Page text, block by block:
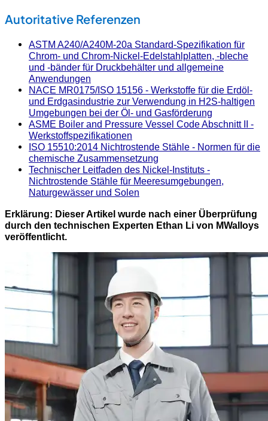
Autoritative Referenzen
ASTM A240/A240M-20a Standard-Spezifikation für
Chrom- und Chrom-Nickel-Edelstahlplatten, -bleche
und -bänder für Druckbehälter und allgemeine
Anwendungen
NACE MR0175/ISO 15156 - Werkstoffe für die Erdöl-
und Erdgasindustrie zur Verwendung in H2S-haltigen
Umgebungen bei der Öl- und Gasförderung
ASME Boiler and Pressure Vessel Code Abschnitt II -
Werkstoffspezifikationen
ISO 15510:2014 Nichtrostende Stähle - Normen für die
chemische Zusammensetzung
Technischer Leitfaden des Nickel-Instituts -
Nichtrostende Stähle für Meeresumgebungen,
Naturgewässer und Solen
Erklärung: Dieser Artikel wurde nach einer Überprüfung
durch den technischen Experten Ethan Li von MWalloys
veröffentlicht.